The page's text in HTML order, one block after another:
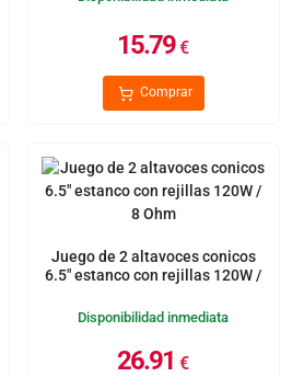
15.79€
Comprar
Juego de 2 altavoces conicos
6.5" estanco con rejillas 120W /
Disponibilidad inmediata
26.91 €